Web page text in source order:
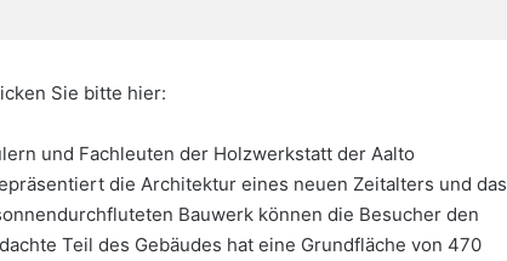
Sie bitte hier:
und Fachleuten der Holzwerkstatt der Aalto
die Architektur eines neuen Zeitalters und das
Bauwerk können die Besucher den
Teil des Gebäudes hat eine Grundfläche von 470